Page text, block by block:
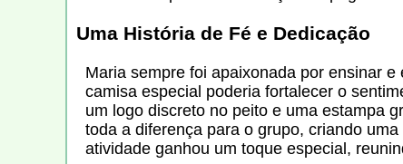
Uma História de Fé e Dedicação
Maria sempre foi apaixonada por ensinar
camisa especial poderia fortalecer o
um logo discreto no peito e uma estampa
toda a diferença para o grupo, criando
atividade ganhou um toque especial,